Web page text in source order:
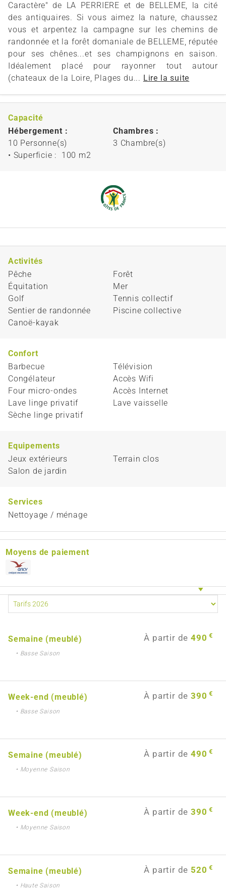
Caractère" de LA PERRIERE et de BELLEME, la cité
des antiquaires. Si vous aimez la nature, chaussez
vous et arpentez la campagne sur les chemins de
randonnée et la forêt domaniale de BELLEME, réputée
pour ses chênes...et ses champignons en saison.
Idéalement placé pour rayonner tout autour
(chateaux de la Loire, Plages du... Lire la suite
Capacité
Hébergement :
10 Personne(s)
• Superficie :
100 m2
Chambres :
3 Chambre(s)
Activités
Pêche
Équitation
Golf
Sentier de randonnée
Canoë-kayak
Forêt
Mer
Tennis collectif
Piscine collective
Confort
Barbecue
Congélateur
Four micro-ondes
Lave linge privatif
Sèche linge privatif
Télévision
Accès Wifi
Accès Internet
Lave vaisselle
Equipements
Jeux extérieurs
Salon de jardin
Terrain clos
Services
Nettoyage / ménage
Moyens de paiement
Semaine (meublé) À partir de 490 €
• Basse Saison
Week-end (meublé) À partir de 390 €
• Basse Saison
Semaine (meublé) À partir de 490 €
• Moyenne Saison
Week-end (meublé) À partir de 390 €
• Moyenne Saison
Semaine (meublé) À partir de 520 €
• Haute Saison